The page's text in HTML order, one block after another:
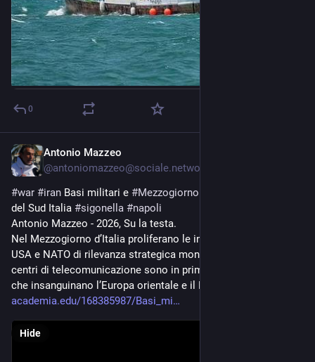
0
Antonio Mazzeo
@antoniomazzeo@sociale.network
#war #iran Basi militari e #Mezzogiorno
del Sud Italia #sigonella #napoli
Antonio Mazzeo - 2026, Su la testa.
Nel Mezzogiorno d’Italia proliferano le installazioni militari
USA e NATO di rilevanza strategica mondiale. Le basi e i
centri di telecomunicazione sono in prima linea nei conflitti
che insanguinano l’Europa orientale e il Medio Oriente.
academia.edu/168385987/Basi_mi
Hide